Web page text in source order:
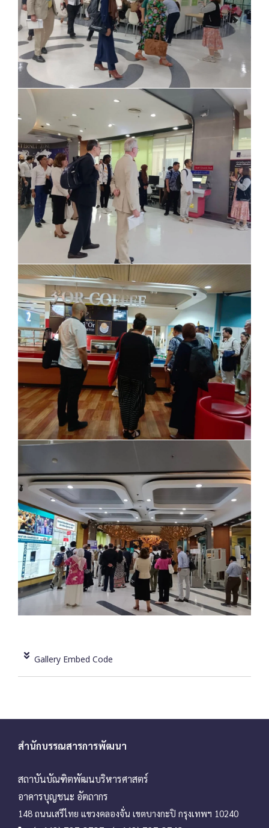
Gallery Embed Code
สำนักบรรณสารการพัฒนา
สถาบันบัณฑิตพัฒนบริหารศาสตร์
อาคารบุญชนะ อัตถากร
148 ถนนเสรีไทย แขวงคลองจั่น เขตบางกะปิ กรุงเทพฯ 10240